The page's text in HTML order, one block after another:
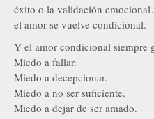
éxito o la validación
el amor se vuelve condicional.
Y el amor condicional siempre
Miedo a fallar.
Miedo a decepcionar.
Miedo a no ser suficiente.
Miedo a dejar de ser amado.